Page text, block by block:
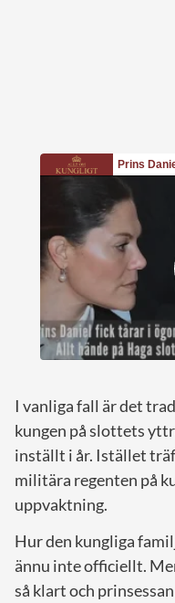
I vanliga fall är det
kungen på slottets
inställt i år. Istället
militära regenten på
uppvaktning.
Hur den kungliga
ännu inte officiellt.
så klart och prinsessan